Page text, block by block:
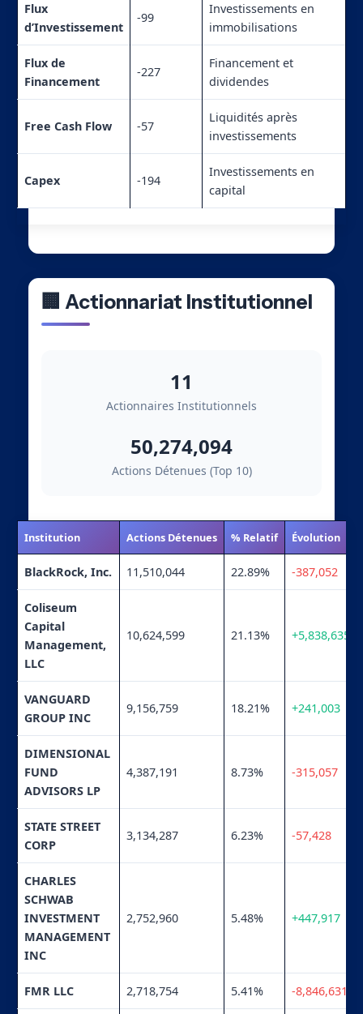
Flux
d’Investissement
-99
Investissements en
immobilisations
Flux de
Financement
-227
Financement et
dividendes
Free Cash Flow -57
Liquidités après
investissements
Capex -194
Investissements en
capital
🏢 Actionnariat Institutionnel
11
Actionnaires Institutionnels
50,274,094
Actions Détenues (Top 10)
Institution Actions Détenues % Relatif Évolution
BlackRock, Inc. 11,510,044 22.89% -387,052
Coliseum
Capital
Management,
LLC
10,624,599 21.13% +5,838,635
VANGUARD
GROUP INC
9,156,759 18.21% +241,003
DIMENSIONAL
FUND
ADVISORS LP
4,387,191 8.73% -315,057
STATE STREET
CORP
3,134,287 6.23% -57,428
CHARLES
SCHWAB
INVESTMENT
MANAGEMENT
INC
2,752,960 5.48% +447,917
FMR LLC 2,718,754 5.41% -8,846,631